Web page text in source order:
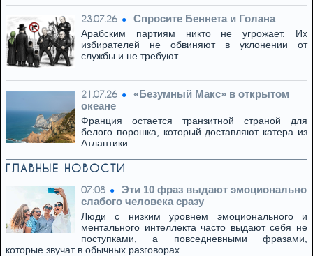
23.07.26 Спросите Беннета и Голана
Арабским партиям никто не угрожает. Их
избирателей не обвиняют в уклонении от
службы и не требуют…
21.07.26
«Безумный Макс» в открытом
океане
Франция остается транзитной страной для
белого порошка, который доставляют катера из
Атлантики.…
ГЛАВНЫЕ НОВОСТИ
07:08
Эти 10 фраз выдают эмоционально
слабого человека сразу
Люди с низким уровнем эмоционального и
ментального интеллекта часто выдают себя не
поступками, а повседневными фразами,
которые звучат в обычных разговорах.